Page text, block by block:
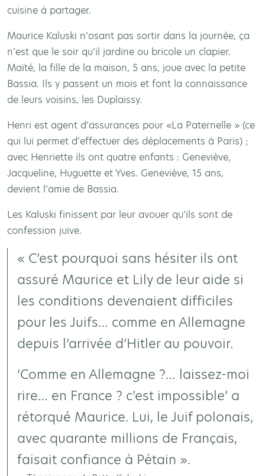
cuisine à partager.
Maurice Kaluski n’osant pas sortir dans la journée, ça
n’est que le soir qu’il jardine ou bricole un clapier.
Maïté, la fille de la maison, 5 ans, joue avec la petite
Bassia. Ils y passent un mois et font la connaissance
de leurs voisins, les Duplaissy.
Henri est agent d’assurances pour «La Paternelle » (ce
qui lui permet d’effectuer des déplacements à Paris) ;
avec Henriette ils ont quatre enfants : Geneviève,
Jacqueline, Huguette et Yves. Geneviève, 15 ans,
devient l’amie de Bassia.
Les Kaluski finissent par leur avouer qu’ils sont de
confession juive.
« C’est pourquoi sans hésiter ils ont
assuré Maurice et Lily de leur aide si
les conditions devenaient difficiles
pour les Juifs… comme en Allemagne
depuis l’arrivée d’Hitler au pouvoir.
‘Comme en Allemagne ?… laissez-moi
rire… en France ? c’est impossible’ a
rétorqué Maurice. Lui, le Juif polonais,
avec quarante millions de Français,
faisait confiance à Pétain ».